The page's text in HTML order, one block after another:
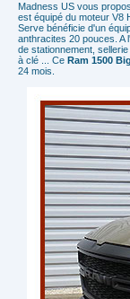
Madness US vous
est équipé du moteur V8
Serve bénéficie d'un
anthracites 20 pouces. A
de stationnement,
à clé ... Ce Ram 1500
24 mois.